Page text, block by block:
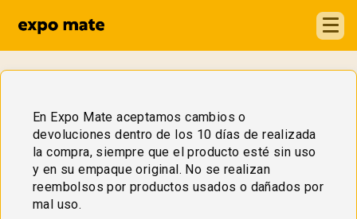
En Expo Mate aceptamos cambios o
devoluciones dentro de los 10 días de realizada
la compra, siempre que el producto esté sin uso
y en su empaque original. No se realizan
reembolsos por productos usados o dañados por
mal uso.